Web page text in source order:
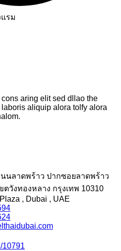
รม
aring elit sed dllao the
aliquip alora tolfy alora
นนลาดพร้าว ปากซอยลาดพร้าว
ตวังทองหลาง กรุงเทพ 10310
, Dubai , UAE